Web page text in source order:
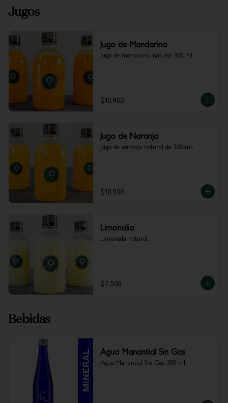
Jugos
Jugo de Mandarina
Jugo de mandarina natural 300 ml.
$10.900
Jugo de Naranja
Jugo de naranja natural de 300 ml.
$10.900
Limonalia
Limonada natural.
$7.500
Bebidas
Agua Manantial Sin Gas
Agua Manantial Sin Gas 300 ml